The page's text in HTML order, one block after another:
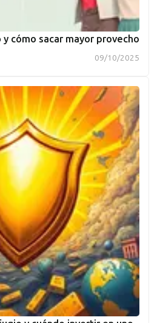
cómo sacar mayor provecho
09/10/2025